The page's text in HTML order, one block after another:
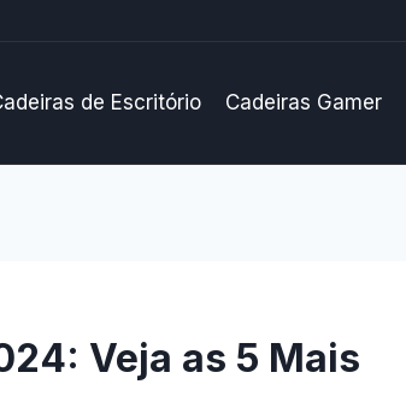
de Escritório Cadeiras Gamer
Veja as 5 Mais